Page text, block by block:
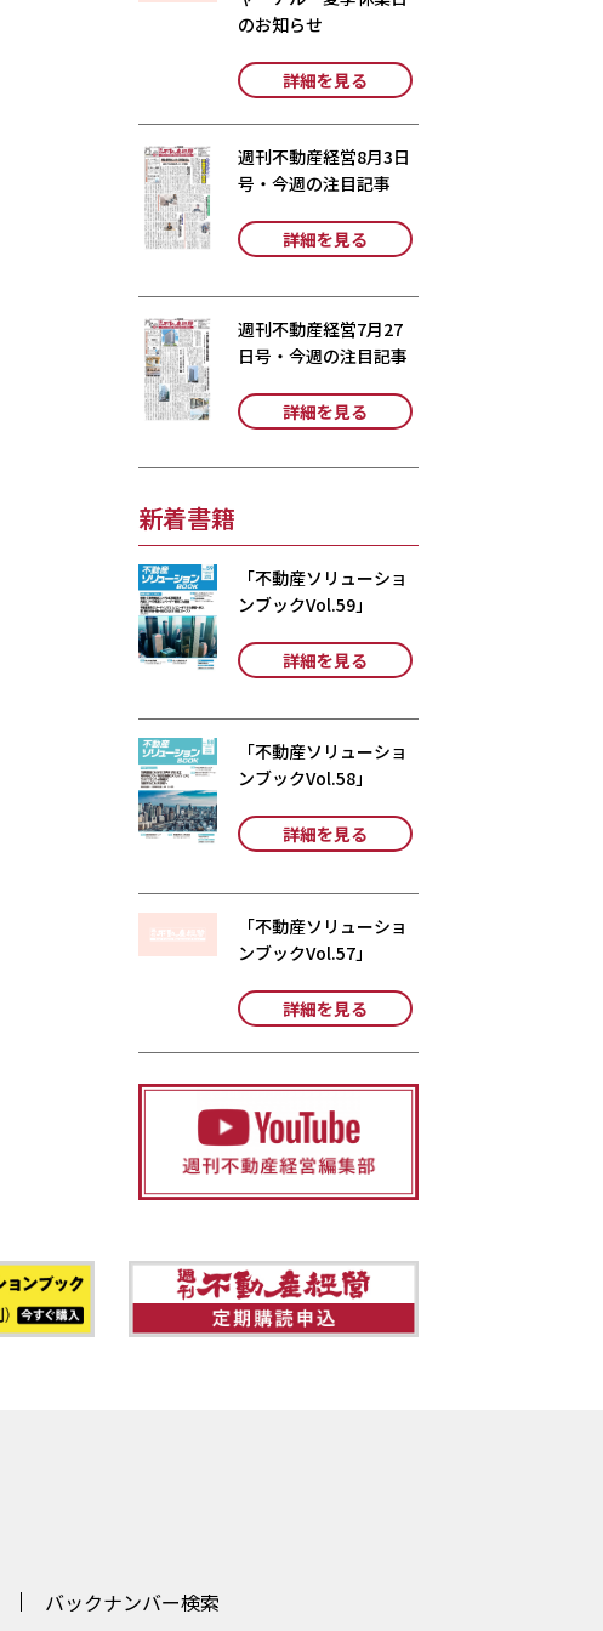
のお知らせ
詳細を見る
週刊不動産経営8月3日
号・今週の注目記事
詳細を見る
週刊不動産経営7月27
日号・今週の注目記事
詳細を見る
新着書籍
「不動産ソリューショ
ンブックVol.59」
詳細を見る
「不動産ソリューショ
ンブックVol.58」
詳細を見る
「不動産ソリューショ
ンブックVol.57」
詳細を見る
バックナンバー検索